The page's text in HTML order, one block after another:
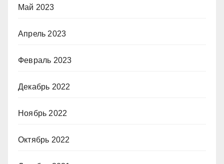
Май 2023
Апрель 2023
Февраль 2023
Декабрь 2022
Ноябрь 2022
Октябрь 2022